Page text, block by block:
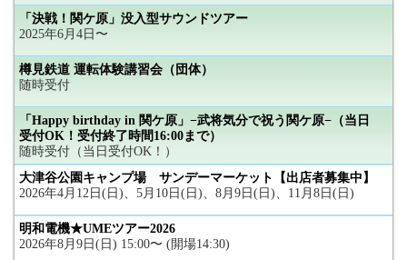
「決戦！関ケ原」没入型サウンドツアー
2025年6月4日〜
樽見鉄道 運転体験講習会（団体）
随時受付
「Happy birthday in 関ケ原」−武将気分で祝う関ケ原−（当日
受付OK！受付終了時間16:00まで）
随時受付（当日受付OK！）
大津谷公園キャンプ場 サンデーマーケット【出店者募集中】
2026年4月12日(日)、5月10日(日)、8月9日(日)、11月8日(日)
明和電機★UMEツアー2026
2026年8月9日(日) 15:00〜 (開場14:30)